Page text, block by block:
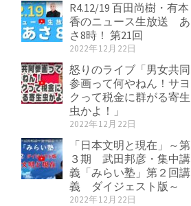
R4.12/19 百田尚樹・有本
香のニュース生放送 あ
さ8時！ 第21回
2022年12月22日
怒りのライブ「男女共同
参画って何やねん！サヨ
クって税金に群がる寄生
虫かよ！」
2022年12月22日
「日本文明と現在」～第
３期 武田邦彦・集中講
義「みらい塾」第２回講
義 ダイジェスト版～
2022年12月22日